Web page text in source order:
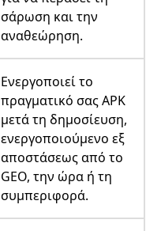
σάρωση και την
αναθεώρηση.
Ενεργοποιεί το
πραγματικό σας APK
μετά τη δημοσίευση,
ενεργοποιούμενο εξ
αποστάσεως από το
GEO, την ώρα ή τη
συμπεριφορά.